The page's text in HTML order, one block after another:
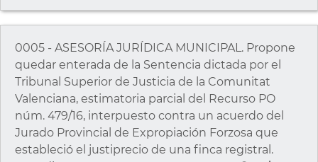
0005 - ASESORÍA JURÍDICA MUNICIPAL. Propone
quedar enterada de la Sentencia dictada por el
Tribunal Superior de Justicia de la Comunitat
Valenciana, estimatoria parcial del Recurso PO
núm. 479/16, interpuesto contra un acuerdo del
Jurado Provincial de Expropiación Forzosa que
estableció el justiprecio de una finca registral.